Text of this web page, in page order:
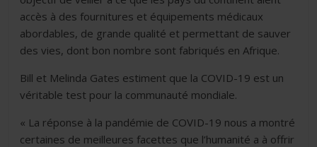
accès à des fournitures et équipements médicaux
abordables, de grande qualité et permettant de sauver
des vies, dont bon nombre sont fabriqués en Afrique.
Bill et Melinda Gates estiment que la COVID-19 est un
véritable test pour la communauté mondiale.
« La réponse à la pandémie de COVID-19 nous a montré
certaines de meilleures facettes que l’humanité a à offrir